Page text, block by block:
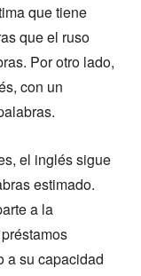
que tiene
que el ruso
Por otro lado,
con un
el inglés sigue
estimado.
a la
a su capacidad